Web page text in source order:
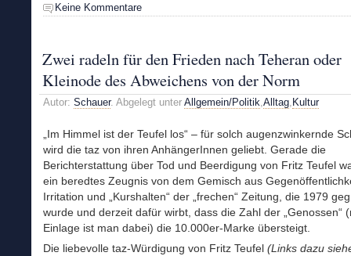
Keine Kommentare
Zwei radeln für den Frieden nach Teheran oder
Kleinode des Abweichens von der Norm
Autor: Schauer. Abgelegt unter Allgemein/Politik Alltag Kultur
„Im Himmel ist der Teufel los“ – für solch augenzwinkernde
wird die taz von ihren AnhängerInnen geliebt. Gerade die
Berichterstattung über Tod und Beerdigung von Fritz Teufel
ein beredtes Zeugnis von dem Gemisch aus
Irritation und „Kurshalten“ der „frechen“ Zeitung, die 1979
wurde und derzeit dafür wirbt, dass die Zahl der „Genossen“
Einlage ist man dabei) die 10.000er-Marke übersteigt.
Die liebevolle taz-Würdigung von Fritz Teufel (Links dazu